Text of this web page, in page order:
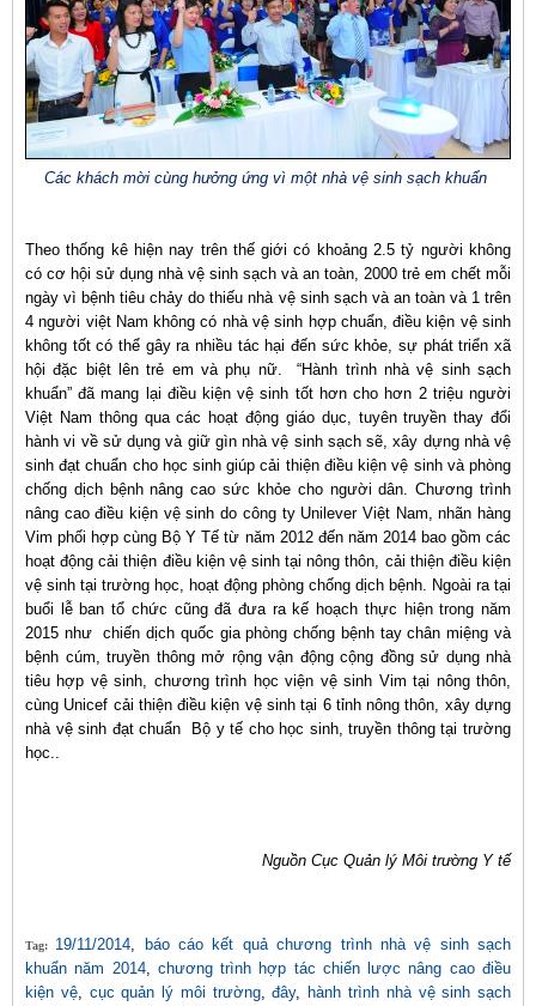
Các khách mời cùng hưởng ứng vì một nhà vệ sinh sạch khuẩn
Theo thống kê hiện nay trên thế giới có khoảng 2.5 tỷ người không
có cơ hội sử dụng nhà vệ sinh sạch và an toàn, 2000 trẻ em chết mỗi
ngày vì bệnh tiêu chảy do thiếu nhà vệ sinh sạch và an toàn và 1 trên
4 người việt Nam không có nhà vệ sinh hợp chuẩn, điều kiện vệ sinh
không tốt có thể gây ra nhiều tác hại đến sức khỏe, sự phát triển xã
hội đặc biệt lên trẻ em và phụ nữ. “Hành trình nhà vệ sinh sạch
khuẩn” đã mang lại điều kiện vệ sinh tốt hơn cho hơn 2 triệu người
Việt Nam thông qua các hoạt động giáo dục, tuyên truyền thay đổi
hành vi về sử dụng và giữ gìn nhà vệ sinh sạch sẽ, xây dựng nhà vệ
sinh đạt chuẩn cho học sinh giúp cải thiện điều kiện vệ sinh và phòng
chống dịch bệnh nâng cao sức khỏe cho người dân. Chương trình
nâng cao điều kiện vệ sinh do công ty Unilever Việt Nam, nhãn hàng
Vim phối hợp cùng Bộ Y Tế từ năm 2012 đến năm 2014 bao gồm các
hoạt động cải thiện điều kiện vệ sinh tại nông thôn, cải thiện điều kiện
vệ sinh tại trường học, hoạt động phòng chống dịch bệnh. Ngoài ra tại
buổi lễ ban tổ chức cũng đã đưa ra kế hoạch thực hiện trong năm
2015 như chiến dịch quốc gia phòng chống bệnh tay chân miệng và
bệnh cúm, truyền thông mở rộng vận động cộng đồng sử dụng nhà
tiêu hợp vệ sinh, chương trình học viện vệ sinh Vim tại nông thôn,
cùng Unicef cải thiện điều kiện vệ sinh tại 6 tỉnh nông thôn, xây dựng
nhà vệ sinh đạt chuẩn Bộ y tế cho học sinh, truyền thông tại trường
học..
Nguồn Cục Quản lý Môi trường Y tế
Tag: 19/11/2014,
báo cáo kết quả chương trình nhà vệ sinh sạch
khuẩn năm 2014, chương trình hợp tác chiến lược nâng cao điều
kiện vệ, cục quản lý môi trường,đây, hành trình nhà vệ sinh sạch